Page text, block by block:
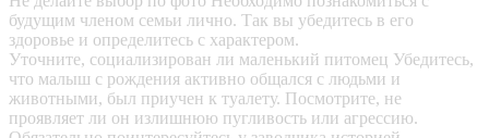
будущим членом семьи лично. Так вы убедитесь в его
здоровье и определитесь с характером.
Уточните, социализирован ли маленький питомец Убедитесь,
что малыш с рождения активно общался с людьми и
животными, был приучен к туалету. Посмотрите, не
проявляет ли он излишнюю пугливость или агрессию.